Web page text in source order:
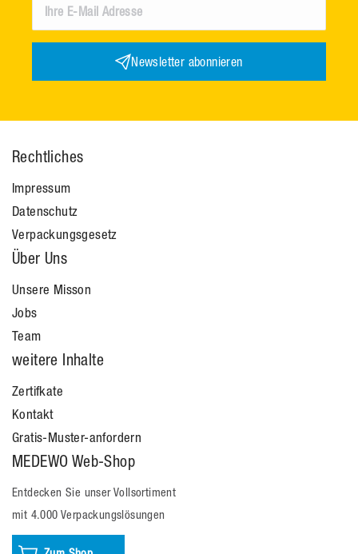
Newsletter abonnieren
Rechtliches
Impressum
Datenschutz
Verpackungsgesetz
Über Uns
Unsere Misson
Jobs
Team
weitere Inhalte
Zertifkate
Kontakt
Gratis-Muster-anfordern
MEDEWO Web-Shop
Entdecken Sie unser Vollsortiment
mit 4.000 Verpackungslösungen